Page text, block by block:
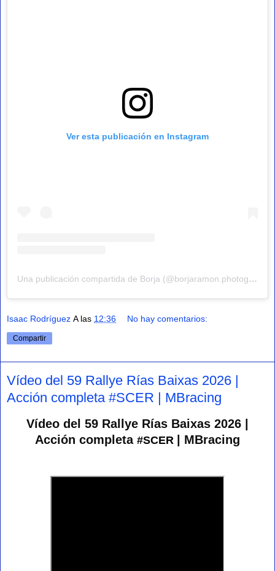
Ver esta publicación en Instagram
Una publicación compartida de Borja (@borjaramon.photography)
Isaac Rodríguez A las 12:36 No hay comentarios:
Compartir
Vídeo del 59 Rallye Rías Baixas 2026 |
Acción completa #SCER | MBracing
Vídeo del 59 Rallye Rías Baixas 2026 |
Acción completa #SCER | MBracing